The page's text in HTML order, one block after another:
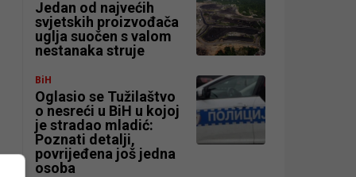
Jedan od najvećih
svjetskih proizvođača
uglja suočen s valom
nestanaka struje
BiH
Oglasio se Tužilaštvo
o nesreći u BiH u kojoj
je stradao mladić:
Poznati detalji,
povrijeđena još jedna
osoba